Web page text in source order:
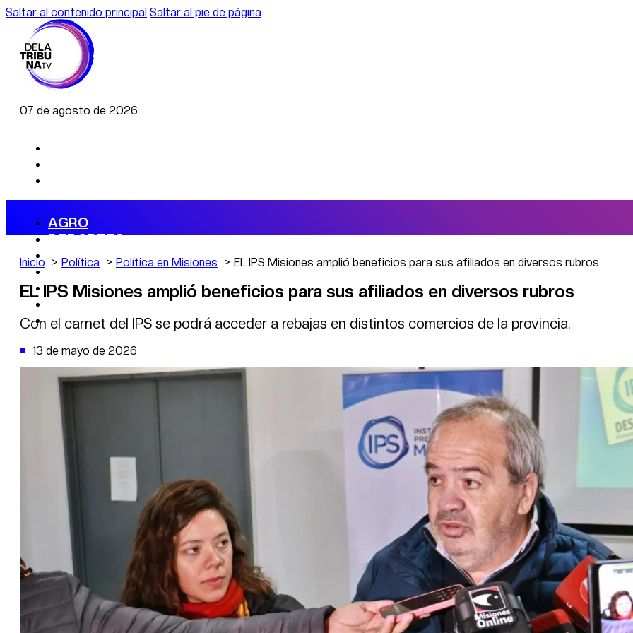
Saltar al contenido principal Saltar al pie de página
07 de agosto de 2026
AGRO
DEPORTES
ECONOMÍA
POLÍTICA
CAMBIO CLIMÁTICO
DE LA TRIBUNA TV
Inicio Política Política en Misiones EL IPS Misiones amplió beneficios para sus afiliados en diversos rubros
EL IPS Misiones amplió beneficios para sus afiliados en diversos rubros
Con el carnet del IPS se podrá acceder a rebajas en distintos comercios de la provincia.
13 de mayo de 2026